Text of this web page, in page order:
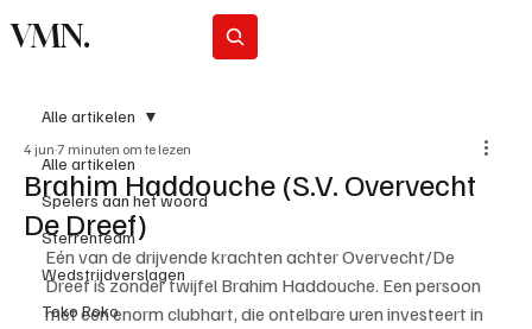
VMN.
Alle artikelen
Spelers aan het woord
Sterrenteam
Wedstrijdverslagen
Toko Roko
Alle artikelen
Brahim Haddouche (S.V. Overvecht
De Dreef)
4 jun 7 minuten om te lezen
Eén van de drijvende krachten achter Overvecht/De
Dreef is zonder twijfel Brahim Haddouche. Een persoon
met een enorm clubhart, die ontelbare uren investeert in